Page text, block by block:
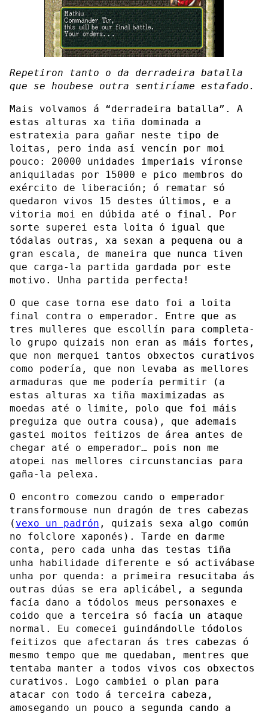
Repetiron tanto o da derradeira batalla
que se houbese outra sentiríame estafado.
Mais volvamos á “derradeira batalla”. A
estas alturas xa tiña dominada a
estratexia para gañar neste tipo de
loitas, pero inda así vencín por moi
pouco: 20000 unidades imperiais víronse
aniquiladas por 15000 e pico membros do
exército de liberación; ó rematar só
quedaron vivos 15 destes últimos, e a
vitoria moi en dúbida até o final. Por
sorte superei esta loita ó igual que
tódalas outras, xa sexan a pequena ou a
gran escala, de maneira que nunca tiven
que carga-la partida gardada por este
motivo. Unha partida perfecta!
O que case torna ese dato foi a loita
final contra o emperador. Entre que as
tres mulleres que escollín para completa-
lo grupo quizais non eran as máis fortes,
que non merquei tantos obxectos curativos
como podería, que non levaba as mellores
armaduras que me podería permitir (a
estas alturas xa tiña maximizadas as
moedas até o limite, polo que foi máis
preguiza que outra cousa), que ademais
gastei moitos feitizos de área antes de
chegar até o emperador… pois non me
atopei nas mellores circunstancias para
gaña-la pelexa.
O encontro comezou cando o emperador
transformouse nun dragón de tres cabezas
( vexo un padrón , quizais sexa algo común
no folclore xaponés). Tarde en darme
conta, pero cada unha das testas tiña
unha habilidade diferente e só activábase
unha por quenda: a primeira resucitaba ás
outras dúas se era aplicábel, a segunda
facía dano a tódolos meus personaxes e
coido que a terceira só facía un ataque
normal. Eu comecei guindándolle tódolos
feitizos que afectaran ás tres cabezas ó
mesmo tempo que me quedaban, mentres que
tentaba manter a todos vivos cos obxectos
curativos. Logo cambiei o plan para
atacar con todo á terceira cabeza,
amosegando un pouco a segunda cando a